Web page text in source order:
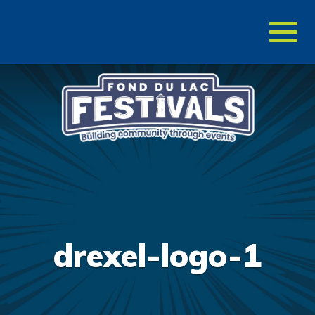
drexel-logo-1